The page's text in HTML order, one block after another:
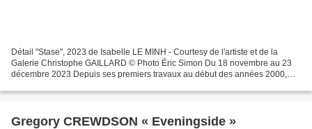
Détail "Stase", 2023 de Isabelle LE MINH - Courtesy de l'artiste et de la
Galerie Christophe GAILLARD © Photo Éric Simon Du 18 novembre au 23
décembre 2023 Depuis ses premiers travaux au début des années 2000,
Gregory CREWDSON « Eveningside »